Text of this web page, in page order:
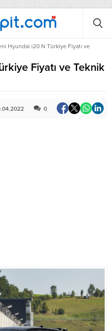
Hyundai i20 N Türkiye Fiyatı ve
Fiyatı ve Teknik
0